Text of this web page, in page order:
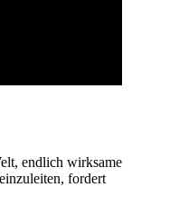
endlich wirksame
fordert